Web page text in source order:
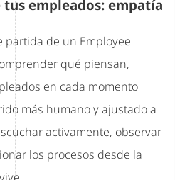
empleados: empatía
partida de un Employee
qué piensan,
en cada momento
más humano y ajustado a
activamente, observar
los procesos desde la